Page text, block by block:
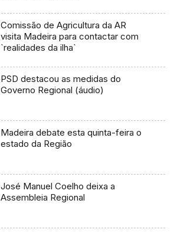
Comissão de Agricultura da AR
visita Madeira para contactar com
`realidades da ilha`
PSD destacou as medidas do
Governo Regional (áudio)
Madeira debate esta quinta-feira o
estado da Região
José Manuel Coelho deixa a
Assembleia Regional